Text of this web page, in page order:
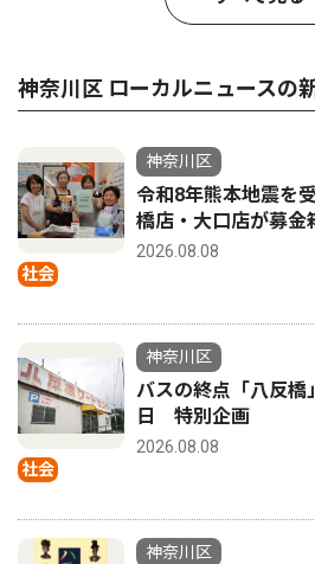
神奈川区 ローカルニュースの
社会
神奈川区
令和8年熊本地震を
橋店・大口店が募金
2026.08.08
社会
神奈川区
バスの終点「八反
日 特別企画
2026.08.08
神奈川区